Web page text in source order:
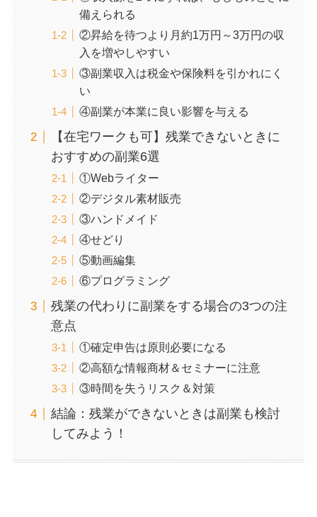
備えられる
②昇給を待つより月約1万円～3万円の収
入を増やしやすい
③副業収入は税金や保険料を引かれにく
い
④副業が本業に良い影響を与える
【在宅ワークも可】残業できないときに
おすすめの副業6選
①Webライター
②デジタル素材販売
③ハンドメイド
④せどり
⑤動画編集
⑥プログラミング
残業の代わりに副業をする場合の3つの注
意点
①確定申告は原則必要になる
②高額な情報商材＆セミナーに注意
③時間を失うリスク＆対策
結論：残業ができないときは副業も検討
してみよう！